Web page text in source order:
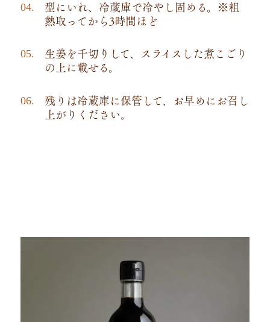
型にいれ、冷蔵庫で冷やし固める。※粗
熱取ってから3時間ほど
生姜を千切りして、スライスした煮こごり
の上に載せる。
残りは冷蔵庫に保管して、お早めにお召し
上がりください。